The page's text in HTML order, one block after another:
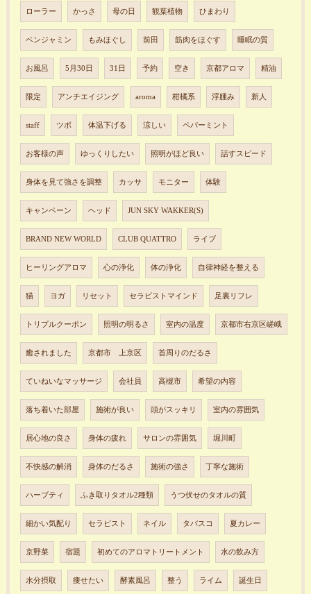
ローラー かっさ 母の日 観葉植物 ひまわり
ベンジャミン もみほぐし 前田 筋肉をほぐす 睡眠の質
お風呂 5月30日 31日 予約 空き 京都アロマ 精油
限定 アンチエイジング aroma 柑橘系 浮腫み 新人
staff ツボ 体温下げる 涼しい ペパーミント
お客様の声 ゆっくりしたい 照明がほど良い 話すスピード
身体を見て強さを調整 カッサ モニター 体験
キャンペーン ヘッド JUN SKY WAKKER(S)
BRAND NEW WORLD CLUB QUATTRO ライブ
ヒーリングアロマ 心の浄化 体の浄化 自律神経を整える
猫 ヨガ リセット セラピストマインド 足裏リフレ
トリプルクーポン 照明の明るさ 室内の温度 京都市右京区嵯峨
癒されました 京都市 上京区 首周りのだるさ
ていねいなマッサージ 会社員 高槻市 希望の内容
落ち着いた部屋 施術が良い 頭がスッキリ 室内の雰囲気
居心地の良さ 身体の疲れ サロンの雰囲気 堀川町
不快感の解消 身体のだるさ 施術の強さ 丁寧な施術
ハーブティ ふき取りタオル2種類 うつ伏せのタオルの質
細かい気配り セラピスト ネイル タバスコ 夏カレー
京野菜 宿題 初めてのアロマトリートメント 水の飲み方
水分摂取 痩せたい 酵素風呂 整う ライム 誕生日